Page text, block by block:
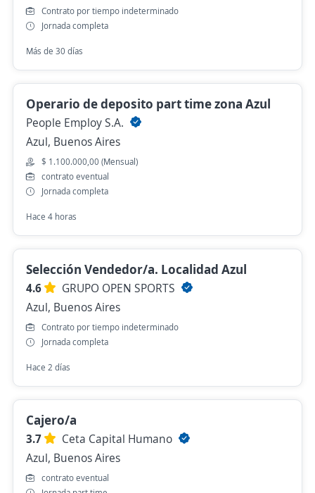
Contrato por tiempo indeterminado
Jornada completa
Más de 30 días
Operario de deposito part time zona Azul
People Employ S.A.
Azul, Buenos Aires
$ 1.100.000,00 (Mensual)
contrato eventual
Jornada completa
Hace 4 horas
Selección Vendedor/a. Localidad Azul
4.6
GRUPO OPEN SPORTS
Azul, Buenos Aires
Contrato por tiempo indeterminado
Jornada completa
Hace 2 días
Cajero/a
3.7
Ceta Capital Humano
Azul, Buenos Aires
contrato eventual